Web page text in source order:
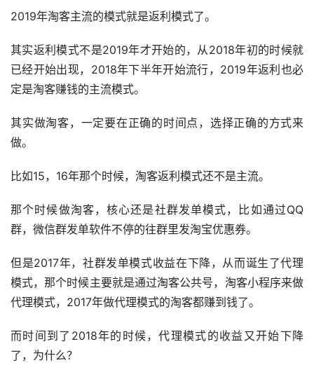
2019年淘客主流的模式就是返利模式了。
其实返利模式不是2019年才开始的，从2018年初的时候就
已经开始出现，2018年下半年开始流行，2019年返利也必
定是淘客赚钱的主流模式。
其实做淘客，一定要在正确的时间点，选择正确的方式来
做。
比如15，16年那个时候，淘客返利模式还不是主流。
那个时候做淘客，核心还是社群发单模式，比如通过QQ
群，微信群发单软件不停的往群里发淘宝优惠券。
但是2017年，社群发单模式收益在下降，从而诞生了代理
模式，那个时候主要就是通过淘客公共号，淘客小程序来做
代理模式，2017年做代理模式的淘客都赚到钱了。
而时间到了2018年的时候，代理模式的收益又开始下降
了，为什么？